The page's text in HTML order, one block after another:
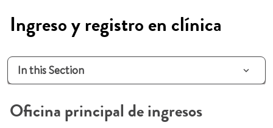
Ingreso y registro en clínica
In this Section
Oficina principal de ingresos